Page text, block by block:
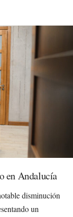
en Andalucía
disminución
un